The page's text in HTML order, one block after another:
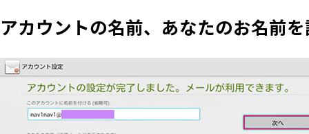
アカウントの名前、あなたのお名前